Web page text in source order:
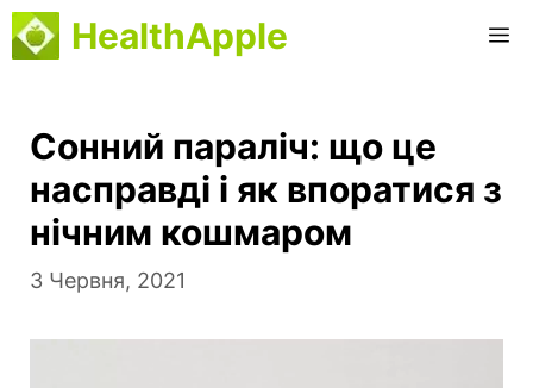
Перейти
до
HealthApple
Сонний параліч: що це
насправді і як впоратися з
нічним кошмаром
3 Червня, 2021